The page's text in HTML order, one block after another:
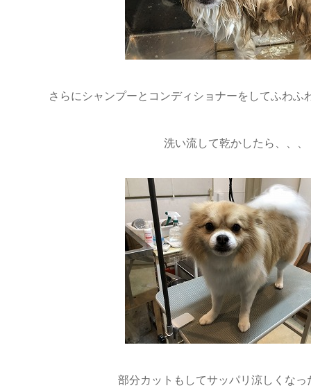
さらにシャンプーとコンディショナーをしてふわふ
洗い流して乾かしたら、、、
部分カットもしてサッパリ涼しくな